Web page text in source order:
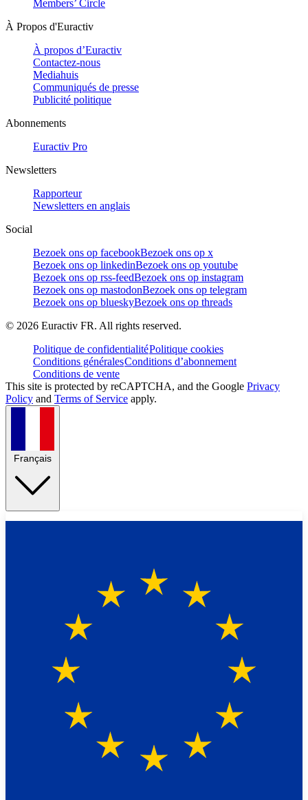
Members’ Circle
À Propos d'Euractiv
À propos d’Euractiv
Contactez-nous
Mediahuis
Communiqués de presse
Publicité politique
Abonnements
Euractiv Pro
Newsletters
Rapporteur
Newsletters en anglais
Social
Bezoek ons op facebookBezoek ons op x
Bezoek ons op linkedinBezoek ons op youtube
Bezoek ons op rss-feedBezoek ons op instagram
Bezoek ons op mastodonBezoek ons op telegram
Bezoek ons op blueskyBezoek ons op threads
© 2026 Euractiv FR. All rights reserved.
Politique de confidentialitéPolitique cookies
Conditions généralesConditions d’abonnement
Conditions de vente
This site is protected by reCAPTCHA, and the Google Privacy
Policy and Terms of Service apply.
Français